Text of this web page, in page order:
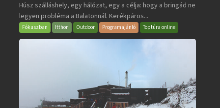
bejegyzéshez
Húsz szálláshely, egy hálózat, egy a célja: hogy a bringád ne
legyen probléma a Balatonnál. Kerékpáros...
Fókuszban Itthon Outdoor Programajánló Toptúra online